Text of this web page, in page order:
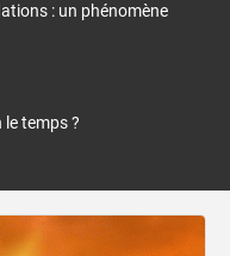
: un phénomène
temps ?